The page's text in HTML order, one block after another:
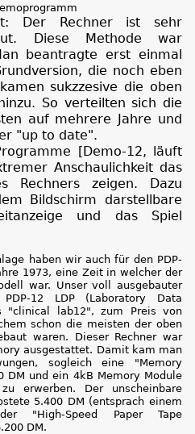
Der Rechner ist sehr
Diese Methode war
beantragte erst einmal
die noch eben
sukzzesive die oben
So verteilten sich die
auf mehrere Jahre und
"up to date".
[Demo-12, läuft
Anschaulichkeit das
Rechners zeigen. Dazu
Bildschirm darstellbare
und das Spiel
haben wir auch für den PDP-
1973, eine Zeit in welcher der
war. Unser voll ausgebauter
12 LDP (Laboratory Data
"clinical lab12", zum Preis von
schon die meisten der oben
waren. Dieser Rechner war
ausgestattet. Damit kam man
sogleich eine "Memory
DM und ein 4kB Memory Module
erwerben. Der unscheinbare
5.400 DM (entsprach einem
"High-Speed Paper Tape
DM.